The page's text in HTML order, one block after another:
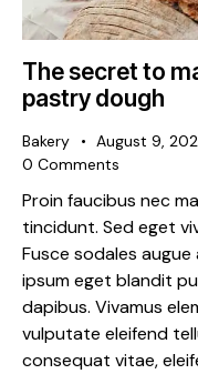
The secret to
pastry dough
Bakery August 9,
0 Comments
Proin faucibus nec
tincidunt. Sed eget
Fusce sodales
ipsum eget blandit
dapibus. Vivamus
vulputate eleifend
consequat vitae,